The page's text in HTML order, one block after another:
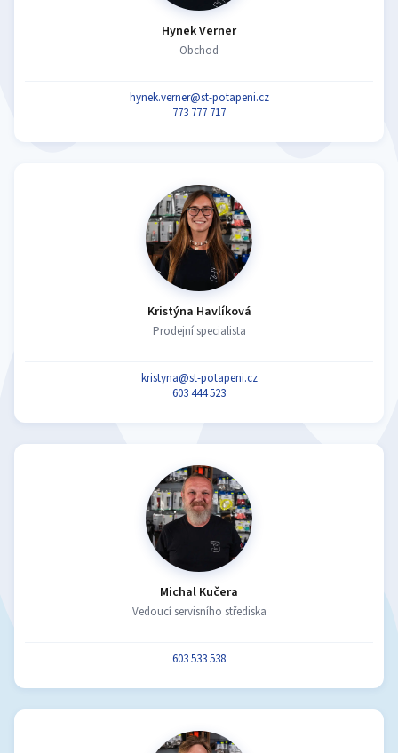
Hynek Verner
Obchod
hynek.verner@st-potapeni.cz
773 777 717
Kristýna Havlíková
Prodejní specialista
kristyna@st-potapeni.cz
603 444 523
Michal Kučera
Vedoucí servisního střediska
603 533 538